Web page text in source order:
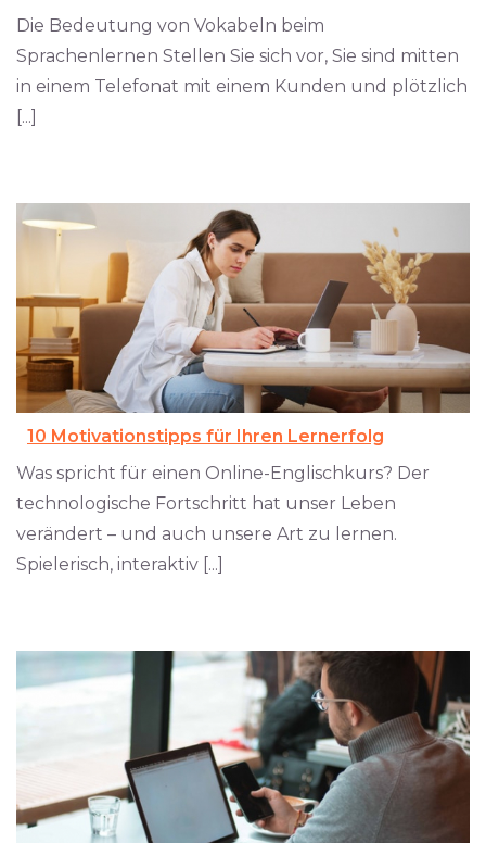
Die Bedeutung von Vokabeln beim
Sprachenlernen Stellen Sie sich vor, Sie sind mitten
in einem Telefonat mit einem Kunden und plötzlich
[...]
10 Motivationstipps für Ihren Lernerfolg
Was spricht für einen Online-Englischkurs? Der
technologische Fortschritt hat unser Leben
verändert – und auch unsere Art zu lernen.
Spielerisch, interaktiv [...]